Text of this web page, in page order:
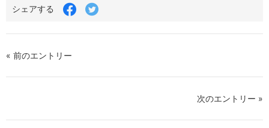
シェアする
Facebook
で
ェ
Twitter
で
ェ
« 前のエントリー
次のエントリー »